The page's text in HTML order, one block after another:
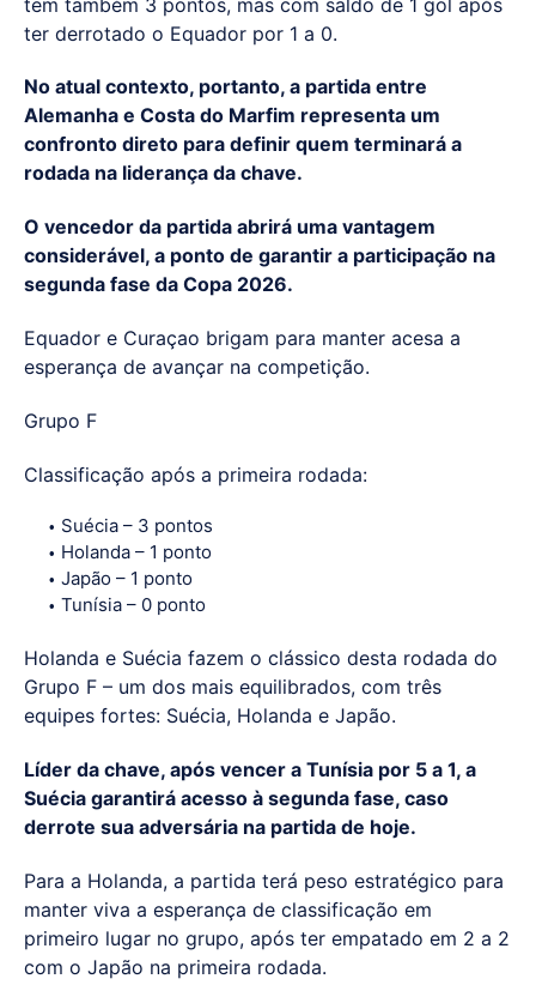
ter derrotado o Equador por 1 a 0.
No atual contexto, portanto, a partida entre
Alemanha e Costa do Marfim representa um
confronto direto para definir quem terminará a
rodada na liderança da chave.
O vencedor da partida abrirá uma vantagem
considerável, a ponto de garantir a participação na
segunda fase da Copa 2026.
Equador e Curaçao brigam para manter acesa a
esperança de avançar na competição.
Grupo F
Classificação após a primeira rodada:
Suécia – 3 pontos
Holanda – 1 ponto
Japão – 1 ponto
Tunísia – 0 ponto
Holanda e Suécia fazem o clássico desta rodada do
Grupo F – um dos mais equilibrados, com três
equipes fortes: Suécia, Holanda e Japão.
Líder da chave, após vencer a Tunísia por 5 a 1, a
Suécia garantirá acesso à segunda fase, caso
derrote sua adversária na partida de hoje.
Para a Holanda, a partida terá peso estratégico para
manter viva a esperança de classificação em
primeiro lugar no grupo, após ter empatado em 2 a 2
com o Japão na primeira rodada.